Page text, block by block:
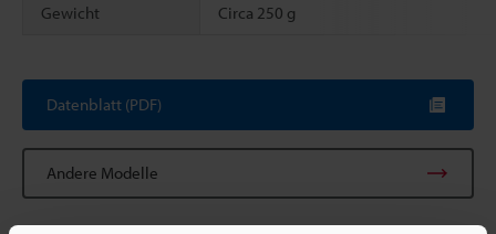
Gewicht Circa 250 g
Datenblatt (PDF)
Andere Modelle